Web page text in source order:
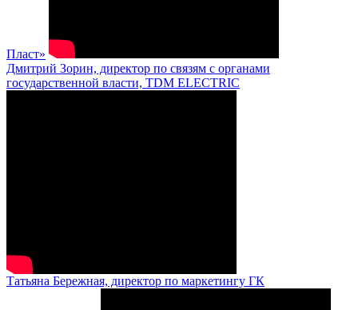
Пласт»
Дмитрий Зорин, директор по связям с органами
государственной власти, TDM ELECTRIC
Татьяна Бережная, директор по маркетингу ГК